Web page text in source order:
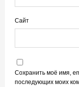
Сайт
Сохранить моё имя,
последующих моих